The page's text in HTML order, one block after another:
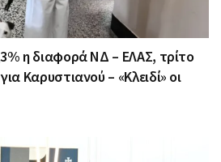
η διαφορά ΝΔ – ΕΛΑΣ, τρίτο
Καρυστιανού – «Κλειδί» οι